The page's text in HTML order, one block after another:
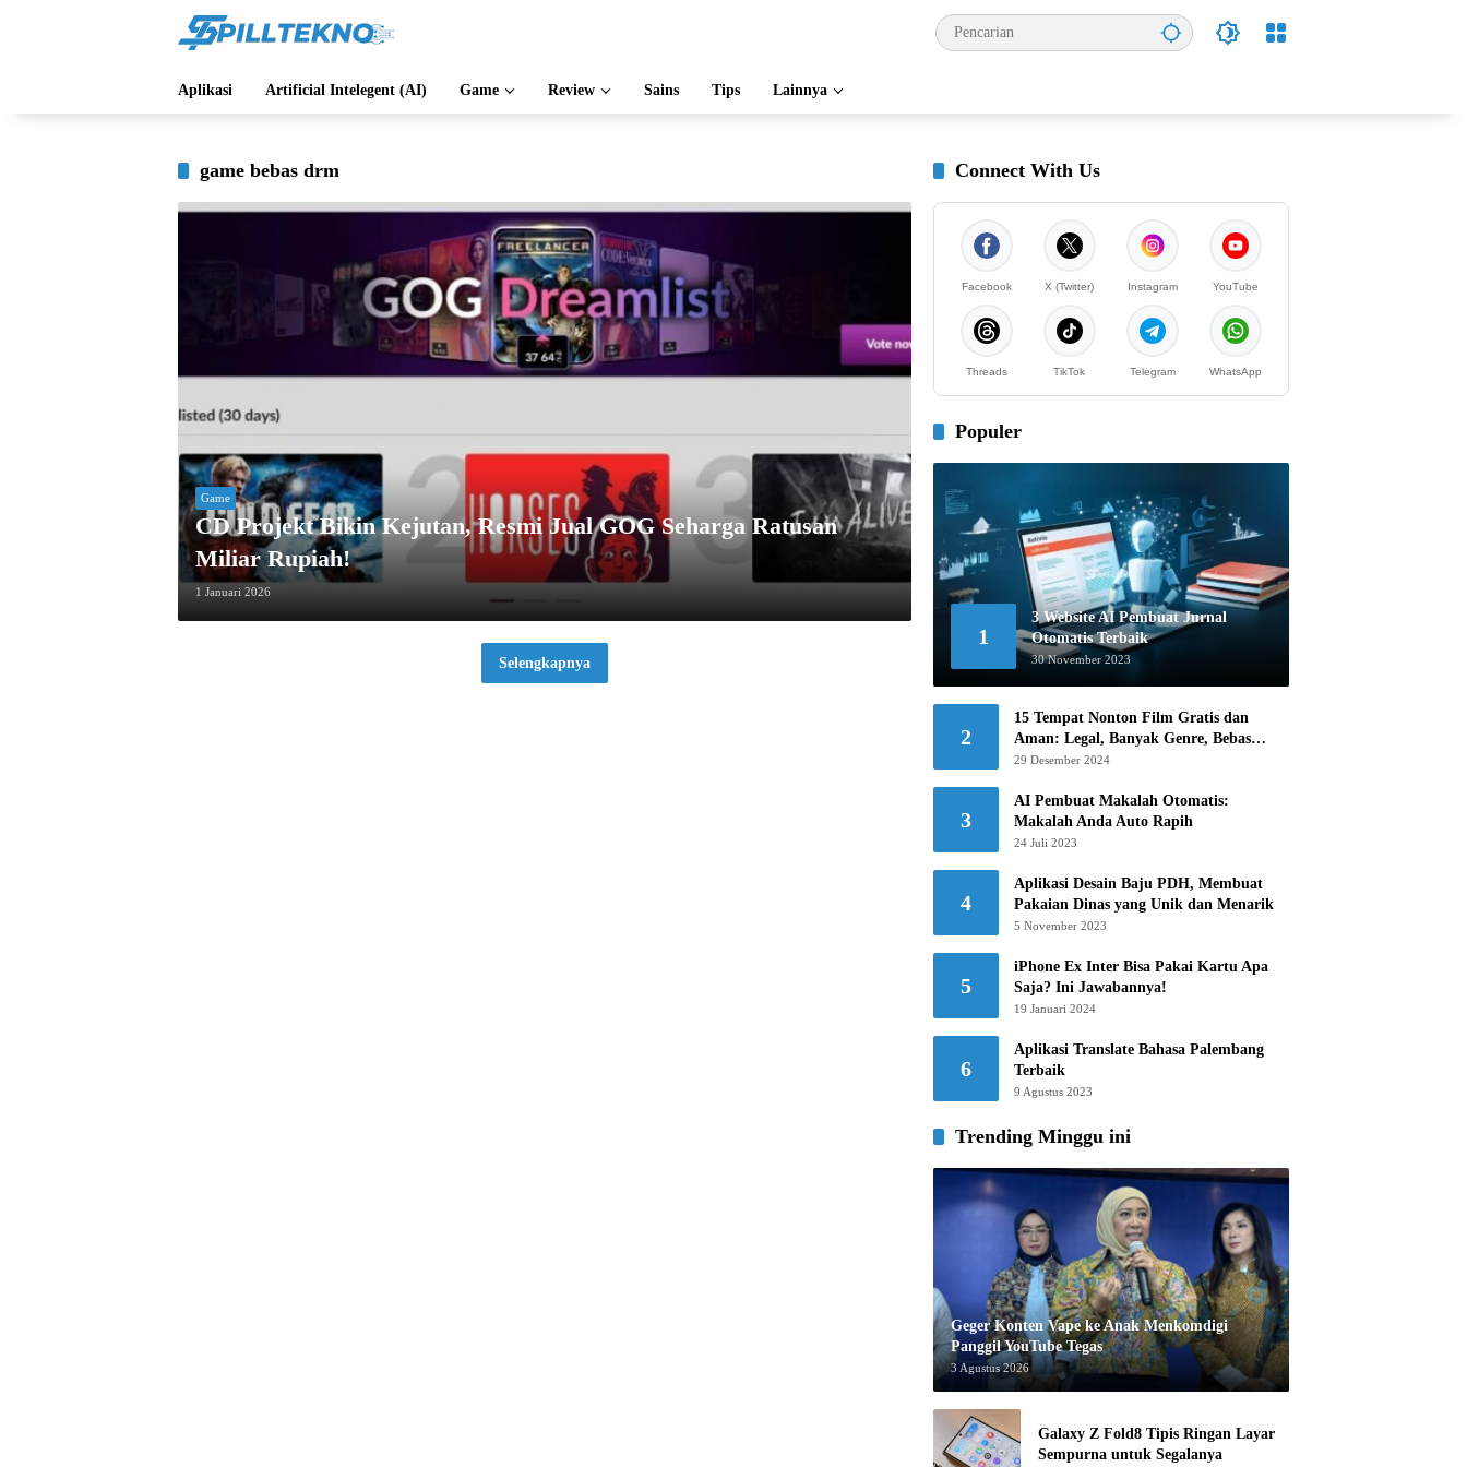
Aplikasi Artificial Intelegent (AI) Game Review Sains Tips Lainnya
game bebas drm
Game
CD Projekt Bikin Kejutan, Resmi Jual GOG Seharga Ratusan
Miliar Rupiah!
1 Januari 2026
Selengkapnya
Connect With Us
Facebook X (Twitter) Instagram YouTube
Threads TikTok Telegram WhatsApp
Populer
1
3 Website AI Pembuat Jurnal
Otomatis Terbaik
30 November 2023
2
15 Tempat Nonton Film Gratis dan
Aman: Legal, Banyak Genre, Bebas
Khawatir!
29 Desember 2024
3
AI Pembuat Makalah Otomatis:
Makalah Anda Auto Rapih
24 Juli 2023
4
Aplikasi Desain Baju PDH, Membuat
Pakaian Dinas yang Unik dan Menarik
5 November 2023
5
iPhone Ex Inter Bisa Pakai Kartu Apa
Saja? Ini Jawabannya!
19 Januari 2024
6
Aplikasi Translate Bahasa Palembang
Terbaik
9 Agustus 2023
Trending Minggu ini
Geger Konten Vape ke Anak Menkomdigi
Panggil YouTube Tegas
3 Agustus 2026
Galaxy Z Fold8 Tipis Ringan Layar
Sempurna untuk Segalanya